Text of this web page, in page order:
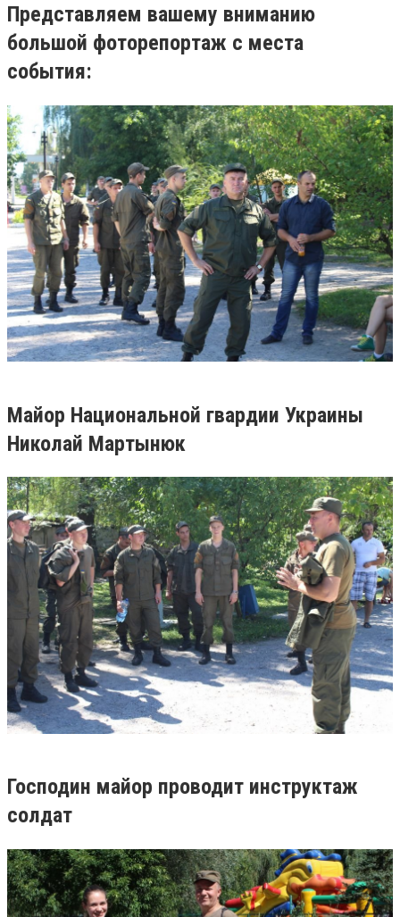
Представляем вашему вниманию
большой фоторепортаж с места
события:
Майор Национальной гвардии Украины
Николай Мартынюк
Господин майор проводит инструктаж
солдат